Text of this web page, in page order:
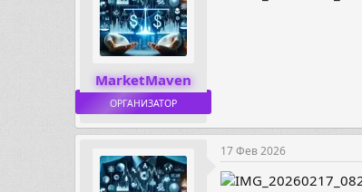
MarketMaven
ОРГАНИЗАТОР
17 Фев 2026